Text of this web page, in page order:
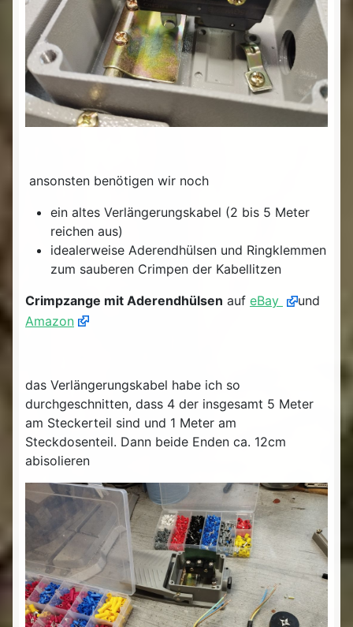
ansonsten benötigen wir noch
ein altes Verlängerungskabel (2 bis 5 Meter
reichen aus)
idealerweise Aderendhülsen und Ringklemmen
zum sauberen Crimpen der Kabellitzen
Crimpzange mit Aderendhülsen auf eBay
und
Amazon
das Verlängerungskabel habe ich so
durchgeschnitten, dass 4 der insgesamt 5 Meter
am Steckerteil sind und 1 Meter am
Steckdosenteil. Dann beide Enden ca. 12cm
abisolieren